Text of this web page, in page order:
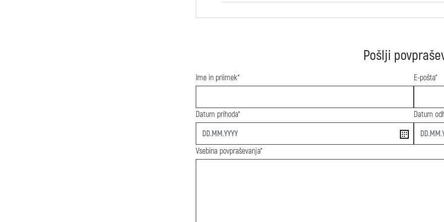
Pošlji
Ime in priimek* E-pošta*
Datum prihoda*
start
Datum
end
Vsebina povpraševanja*